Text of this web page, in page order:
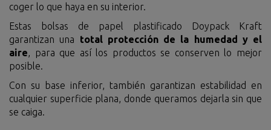
coger lo que haya en su interior.
Estas bolsas de papel plastificado Doypack Kraft
garantizan una total protección de la humedad y el
aire, para que así los productos se conserven lo mejor
posible.
Con su base inferior, también garantizan estabilidad en
cualquier superficie plana, donde queramos dejarla sin que
se caiga.